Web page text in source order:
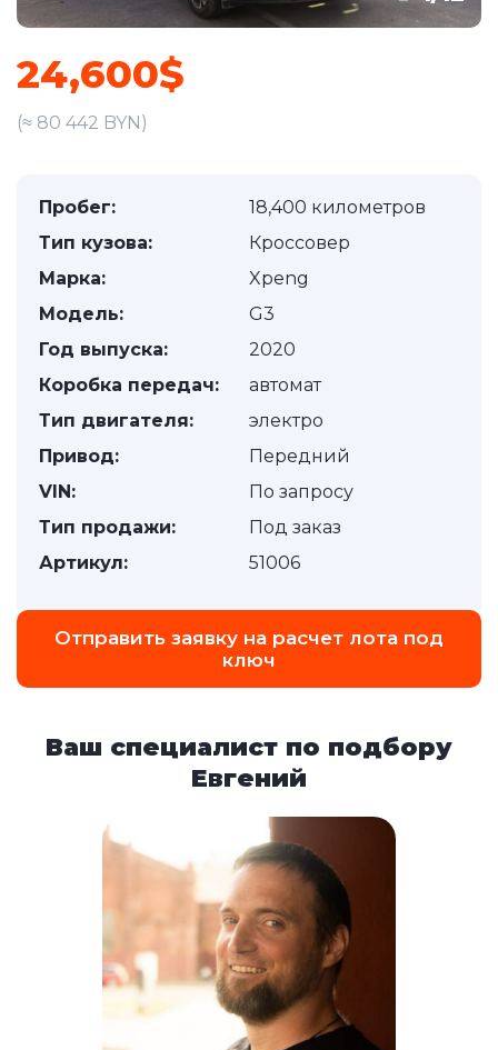
24,600$
(≈ 80 442 BYN)
Пробег:
18,400 километров
Тип кузова:
Кроссовер
Марка:
Xpeng
Модель:
G3
Год выпуска:
2020
Коробка передач:
автомат
Тип двигателя:
электро
Привод:
Передний
VIN:
По запросу
Тип продажи:
Под заказ
Артикул:
51006
Отправить заявку на расчет лота под
ключ
Ваш специалист по подбору
Евгений